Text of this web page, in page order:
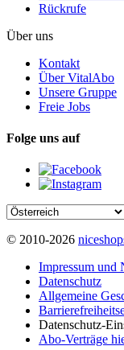
Rückrufe
Über uns
Kontakt
Über VitalAbo
Unsere Gruppe
Freie Jobs
Folge uns auf
© 2010-2026
Impressum und
Datenschutz
Allgemeine
Datenschutz-
Abo-Verträge